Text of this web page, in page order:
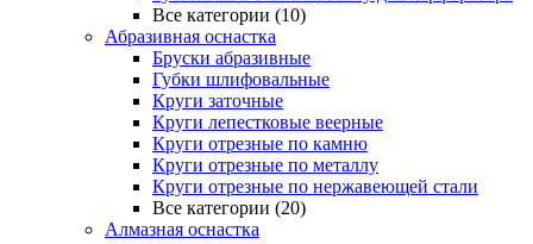
Все категории (10)
Абразивная оснастка
Бруски абразивные
Губки шлифовальные
Круги заточные
Круги лепестковые веерные
Круги отрезные по камню
Круги отрезные по металлу
Круги отрезные по нержавеющей стали
Все категории (20)
Алмазная оснастка